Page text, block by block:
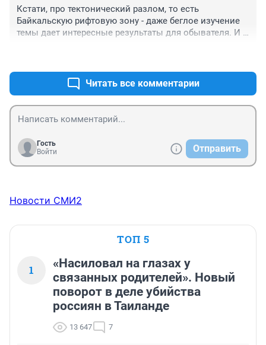
Кстати, про тектонический разлом, то есть
Байкальскую рифтовую зону - даже беглое изучение
темы дает интересные результаты для обывателя. И
располагалась именно в непосредственной близости
рифта, хоть и неактивного, Припятского прогиба. Тема
стоит того, чтобы покопаться.
Читать все комментарии
Гость
Войти
Отправить
Новости СМИ2
ТОП 5
1
«Насиловал на глазах у
связанных родителей». Новый
поворот в деле убийства
россиян в Таиланде
13 647 7